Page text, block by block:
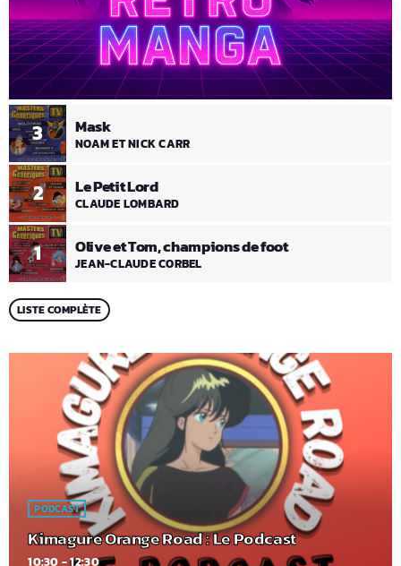
1 Olive et Tom, champions de foot
JEAN-CLAUDE CORBEL
2 Le Petit Lord
CLAUDE LOMBARD
3 Mask
NOAM ET NICK CARR
LISTE COMPLÈTE
PODCAST
Kimagure Orange Road : Le Podcast
10:30 - 12:30